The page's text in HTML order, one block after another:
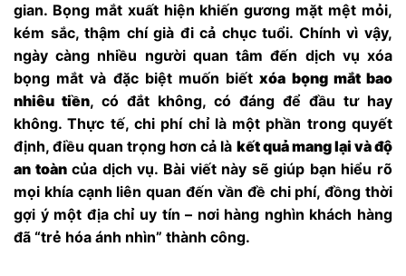
gian. Bọng mắt xuất hiện khiến gương mặt mệt mỏi,
kém sắc, thậm chí già đi cả chục tuổi. Chính vì vậy,
ngày càng nhiều người quan tâm đến dịch vụ xóa
bọng mắt và đặc biệt muốn biếtxóa bọng mắt bao
nhiêu tiền, có đắt không, có đáng để đầu tư hay
không. Thực tế, chi phí chỉ là một phần trong quyết
định, điều quan trọng hơn cả là kết quả mang lại và độ
an toàncủa dịch vụ. Bài viết này sẽ giúp bạn hiểu rõ
mọi khía cạnh liên quan đến vần đề chi phí, đồng thời
gợi ý một địa chỉ uy tín – nơi hàng nghìn khách hàng
đã “trẻ hóa ánh nhìn” thành công.